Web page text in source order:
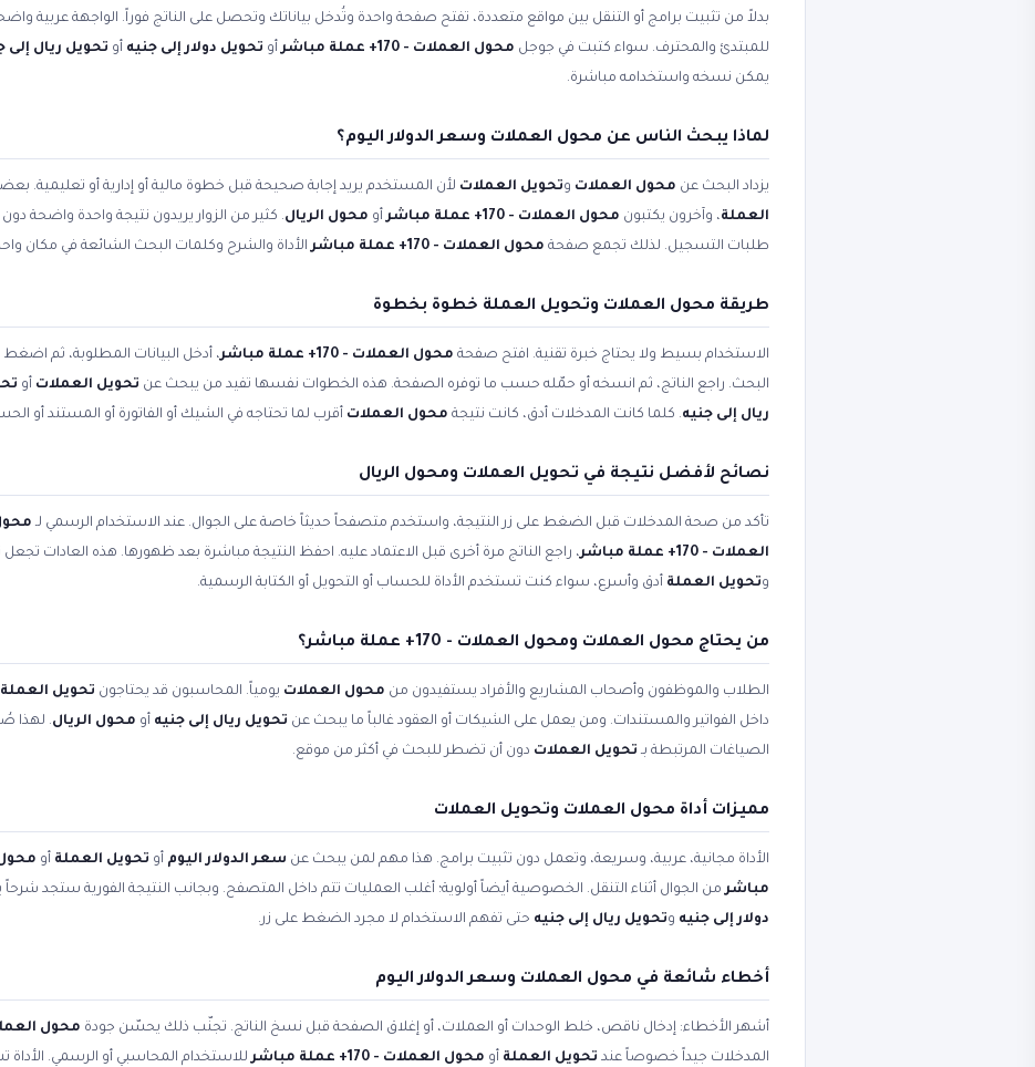
بدلاً من تثبيت برامج أو التنقل بين مواقع متعددة، تفتح صفحة واحدة وتُدخل بياناتك وتحصل على الناتج فوراً. الواجهة عربية
للمبتدئ والمحترف. سواء كتبت في جوجل محول العملات - 170+ عملة مباشر أو تحويل دولار إلى جنيه أو تحويل ريال إلى
يمكن نسخه واستخدامه مباشرة.
لماذا يبحث الناس عن محول العملات وسعر الدولار اليوم؟
يزداد البحث عن محول العملات وتحويل العملات لأن المستخدم يريد إجابة صحيحة قبل خطوة مالية أو إدارية أو تعليمية.
العملة، وآخرون يكتبون محول العملات - 170+ عملة مباشر أو محول الريال. كثير من الزوار يريدون نتيجة واحدة واضحة
طلبات التسجيل. لذلك تجمع صفحة محول العملات - 170+ عملة مباشر الأداة والشرح وكلمات البحث الشائعة في مكان
طريقة محول العملات وتحويل العملة خطوة بخطوة
الاستخدام بسيط ولا يحتاج خبرة تقنية. افتح صفحة محول العملات - 170+ عملة مباشر
، أدخل البيانات المطلوبة، ثم اضغط
البحث. راجع الناتج، ثم انسخه أو حمّله حسب ما توفره الصفحة. هذه الخطوات نفسها تفيد من يبحث عن تحويل العملات أو
ريال إلى جنيه. كلما كانت المدخلات أدق، كانت نتيجة محول العملات أقرب لما تحتاجه في الشيك أو الفاتورة أو المستند أو
نصائح لأفضل نتيجة في تحويل العملات ومحول الريال
تأكد من صحة المدخلات قبل الضغط على زر النتيجة، واستخدم متصفحاً حديثاً خاصة على الجوال. عند الاستخدام الرسمي لـ
العملات - 170+ عملة مباشر
، راجع الناتج مرة أخرى قبل الاعتماد عليه. احفظ النتيجة مباشرة بعد ظهورها. هذه العادات تجعل
وتحويل العملة أدق وأسرع، سواء كنت تستخدم الأداة للحساب أو التحويل أو الكتابة الرسمية.
من يحتاج محول العملات ومحول العملات - 170+ عملة مباشر؟
الطلاب والموظفون وأصحاب المشاريع والأفراد يستفيدون من محول العملات يومياً. المحاسبون قد يحتاجون تحويل العملة
داخل الفواتير والمستندات. ومن يعمل على الشيكات أو العقود غالباً ما يبحث عن تحويل ريال إلى جنيه أو محول الريال. لهذا
الصياغات المرتبطة بـ تحويل العملات دون أن تضطر للبحث في أكثر من موقع.
مميزات أداة محول العملات وتحويل العملات
الأداة مجانية، عربية، وسريعة، وتعمل دون تثبيت برامج. هذا مهم لمن يبحث عن سعر الدولار اليوم أو تحويل العملة أو
مباشرمن الجوال أثناء التنقل. الخصوصية أيضاً أولوية؛ أغلب العمليات تتم داخل المتصفح. وبجانب النتيجة الفورية ستجد
دولار إلى جنيه وتحويل ريال إلى جنيه حتى تفهم الاستخدام لا مجرد الضغط على زر.
أخطاء شائعة في محول العملات وسعر الدولار اليوم
أشهر الأخطاء: إدخال ناقص، خلط الوحدات أو العملات، أو إغلاق الصفحة قبل نسخ الناتج. تجنّب ذلك يحسّن جودة محول
المدخلات جيداً خصوصاً عند تحويل العملة أو محول العملات - 170+ عملة مباشر
للاستخدام المحاسبي أو الرسمي. الأداة